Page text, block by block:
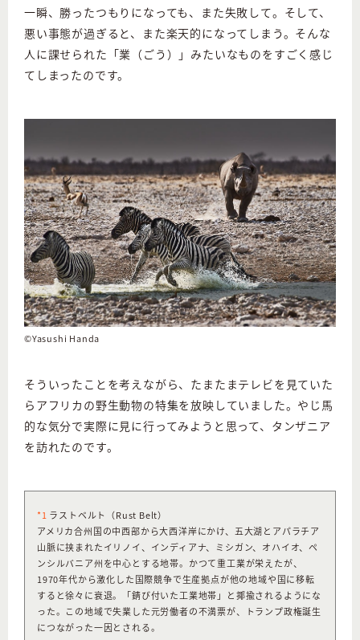
一瞬、勝ったつもりになっても、また失敗して。そして、
悪い事態が過ぎると、また楽天的になってしまう。そんな
人に課せられた「業（ごう）」みたいなものをすごく感じ
てしまったのです。
©Yasushi Handa
そういったことを考えながら、たまたまテレビを見ていた
らアフリカの野生動物の特集を放映していました。やじ馬
的な気分で実際に見に行ってみようと思って、タンザニア
を訪れたのです。
*1 ラストベルト（Rust Belt）
アメリカ合州国の中西部から大西洋岸にかけ、五大湖とアパラチア
山脈に挟まれたイリノイ、インディアナ、ミシガン、オハイオ、ペ
ンシルバニア州を中心とする地帯。かつて重工業が栄えたが、
1970年代から激化した国際競争で生産拠点が他の地域や国に移転
すると徐々に衰退。「錆び付いた工業地帯」と揶揄されるようにな
った。この地域で失業した元労働者の不満票が、トランプ政権誕生
につながった一因とされる。